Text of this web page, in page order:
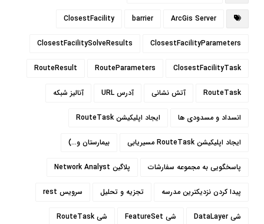
ArcGis Server
barrier
ClosestFacility
ClosestFacilityParameters
ClosestFacilitySolveResults
ClosestFacilityTask
RouteParameters
RouteResult
RouteTask آتش نشانی آدرس URL آنالیز شبکه
انسداد و مسدودی ها ایجاد اپلیکیشن RouteTask
ایجاد اپلیکیشن RouteTask مسیریابی بیمارستان و...)
پاسخگویی به مجموعه سفارشات پلاگین Network Analyst
پیدا کردن نزدیکترین مدرسه تجزیه و تحلیل سرویس rest
شی DataLayer شی FeatureSet شی RouteTask